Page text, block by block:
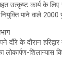
उत्कृष्ट कार्य के
पाने वाले 2000
दौरे के दौरान
लोकार्पण-